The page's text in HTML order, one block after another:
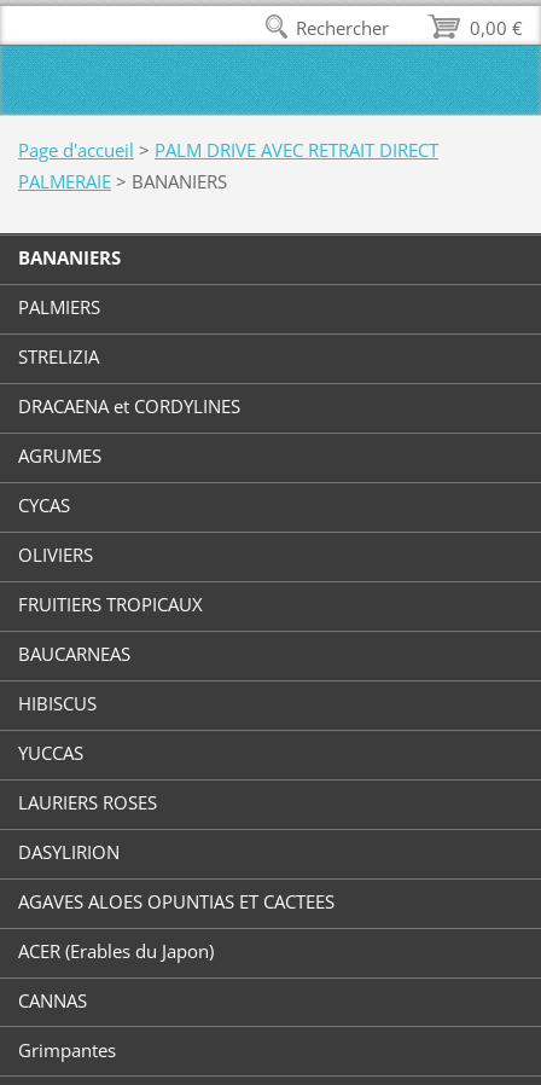
Page d'accueil > PALM DRIVE AVEC RETRAIT DIRECT
PALMERAIE > BANANIERS
BANANIERS
PALMIERS
STRELIZIA
DRACAENA et CORDYLINES
AGRUMES
CYCAS
OLIVIERS
FRUITIERS TROPICAUX
BAUCARNEAS
HIBISCUS
YUCCAS
LAURIERS ROSES
DASYLIRION
AGAVES ALOES OPUNTIAS ET CACTEES
ACER (Erables du Japon)
CANNAS
Grimpantes
0,00 €
Rechercher